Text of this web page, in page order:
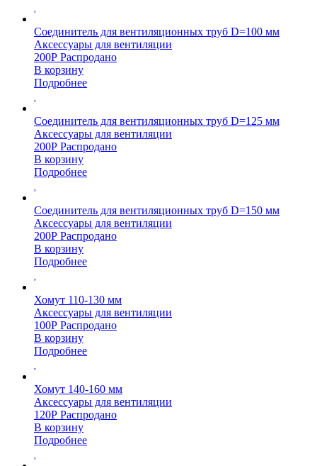
Соединитель для вентиляционных труб D=100 мм
Аксессуары для вентиляции
200Р Распродано
В корзину
Подробнее
Соединитель для вентиляционных труб D=125 мм
Аксессуары для вентиляции
200Р Распродано
В корзину
Подробнее
Соединитель для вентиляционных труб D=150 мм
Аксессуары для вентиляции
200Р Распродано
В корзину
Подробнее
Хомут 110-130 мм
Аксессуары для вентиляции
100Р Распродано
В корзину
Подробнее
Хомут 140-160 мм
Аксессуары для вентиляции
120Р Распродано
В корзину
Подробнее